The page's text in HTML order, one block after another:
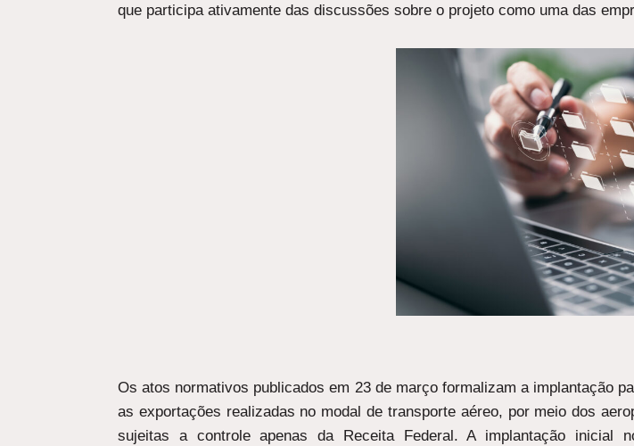
que participa ativamente das discussões sobre o projeto como uma das
Os atos normativos publicados em 23 de março formalizam a implantação
as exportações realizadas no modal de transporte aéreo, por meio dos
sujeitas a controle apenas da Receita Federal. A implantação inicial